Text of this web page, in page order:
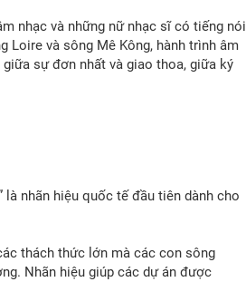
nhạc và những nữ nhạc sĩ có tiếng nói
Loire và sông Mê Kông, hành trình âm
sự đơn nhất và giao thoa, giữa ký
là nhãn hiệu quốc tế đầu tiên dành cho
thách thức lớn mà các con sông
Nhãn hiệu giúp các dự án được